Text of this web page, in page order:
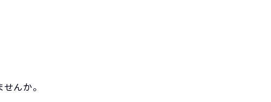
んか。